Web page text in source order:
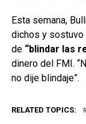
Esta semana,
dichos y sostuvo
de “blindar las
dinero del FMI.
no dije blindaje”.
RELATED TOPICS: